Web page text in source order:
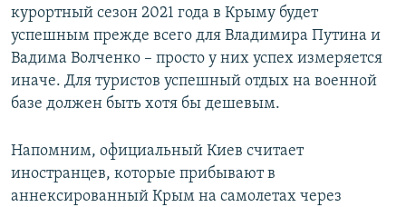
курортный сезон 2021 года в Крыму будет
успешным прежде всего для Владимира Путина и
Вадима Волченко – просто у них успех измеряется
иначе. Для туристов успешный отдых на военной
базе должен быть хотя бы дешевым.
Напомним, официальный Киев считает
иностранцев, которые прибывают в
аннексированный Крым на самолетах через